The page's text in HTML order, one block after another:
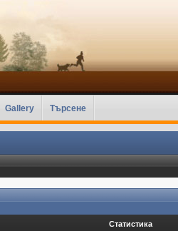
Gallery Търсене
Статистика